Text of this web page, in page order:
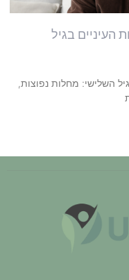
העיניים בגיל
השלישי: מחלות נפוצות,